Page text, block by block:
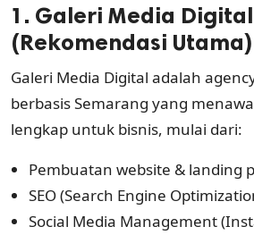
1. Galeri Media Digital
(Rekomendasi Utama)
Galeri Media Digital adalah
berbasis Semarang yang
lengkap untuk bisnis, mulai dari:
Pembuatan website & landing
SEO (Search Engine
Social Media Management